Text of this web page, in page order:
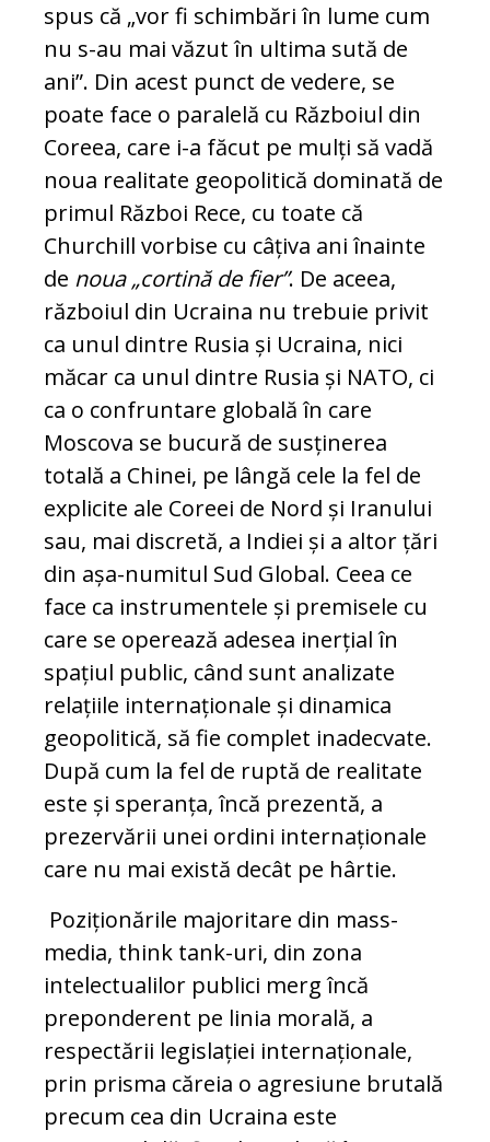
spus că „vor fi schimbări în lume cum
nu s-au mai văzut în ultima sută de
ani”. Din acest punct de vedere, se
poate face o paralelă cu Războiul din
Coreea, care i-a făcut pe mulți să vadă
noua realitate geopolitică dominată de
primul Război Rece, cu toate că
Churchill vorbise cu câțiva ani înainte
de noua „cortină de fier”. De aceea,
războiul din Ucraina nu trebuie privit
ca unul dintre Rusia și Ucraina, nici
măcar ca unul dintre Rusia și NATO, ci
ca o confruntare globală în care
Moscova se bucură de susținerea
totală a Chinei, pe lângă cele la fel de
explicite ale Coreei de Nord și Iranului
sau, mai discretă, a Indiei și a altor țări
din așa-numitul Sud Global. Ceea ce
face ca instrumentele și premisele cu
care se operează adesea inerțial în
spațiul public, când sunt analizate
relațiile internaționale și dinamica
geopolitică, să fie complet inadecvate.
După cum la fel de ruptă de realitate
este și speranța, încă prezentă, a
prezervării unei ordini internaționale
care nu mai există decât pe hârtie.
Poziționările majoritare din mass-
media, think tank-uri, din zona
intelectualilor publici merg încă
preponderent pe linia morală, a
respectării legislației internaționale,
prin prisma căreia o agresiune brutală
precum cea din Ucraina este